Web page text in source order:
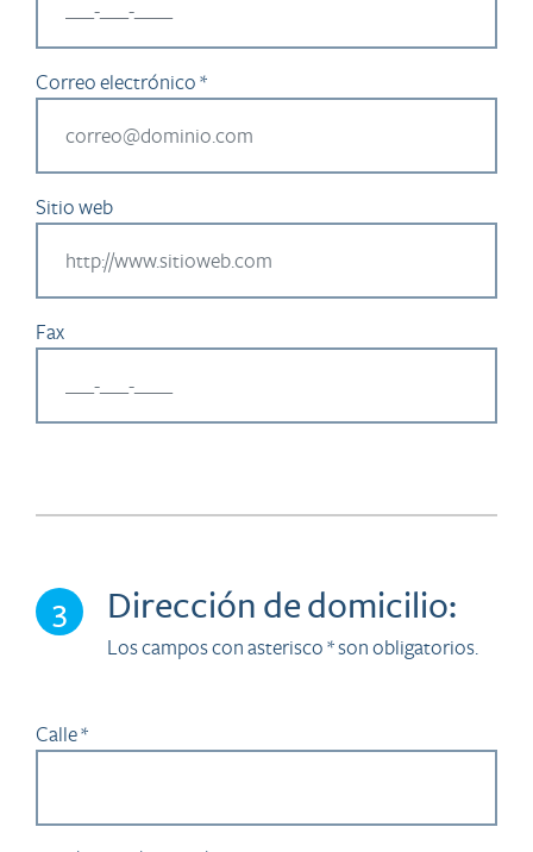
Correo electrónico *
Sitio web
Fax
3 Dirección de domicilio:
Los campos con asterisco * son obligatorios.
Calle *